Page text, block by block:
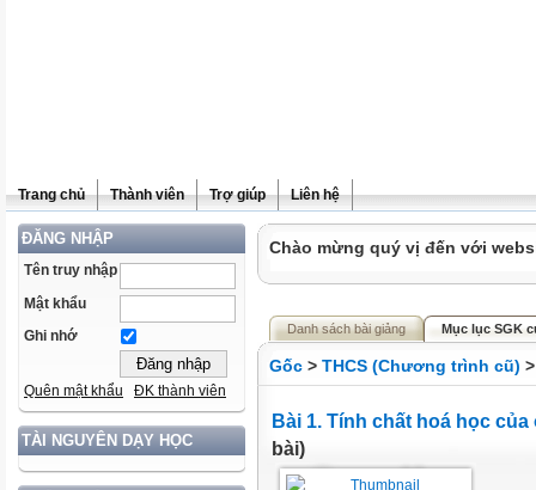
Trang chủ Thành viên Trợ giúp Liên hệ
ĐĂNG NHẬP
Tên truy nhập
Mật khẩu
Ghi nhớ
Quên mật khẩu ĐK thành viên
TÀI NGUYÊN DẠY HỌC
Chào mừng quý vị đến với
Danh sách bài giảng Mục lục SGK
Gốc > THCS (Chương trình cũ)
Bài 1. Tính chất hoá học
bài)